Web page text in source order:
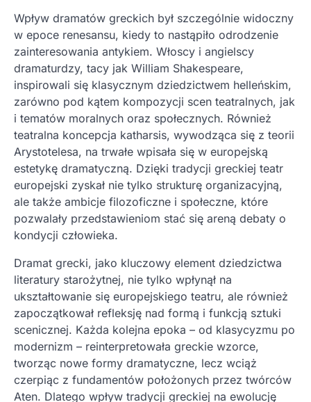
Wpływ dramatów greckich był szczególnie widoczny
w epoce renesansu, kiedy to nastąpiło odrodzenie
zainteresowania antykiem. Włoscy i angielscy
dramaturdzy, tacy jak William Shakespeare,
inspirowali się klasycznym dziedzictwem helleńskim,
zarówno pod kątem kompozycji scen teatralnych, jak
i tematów moralnych oraz społecznych. Również
teatralna koncepcja katharsis, wywodząca się z teorii
Arystotelesa, na trwałe wpisała się w europejską
estetykę dramatyczną. Dzięki tradycji greckiej teatr
europejski zyskał nie tylko strukturę organizacyjną,
ale także ambicje filozoficzne i społeczne, które
pozwalały przedstawieniom stać się areną debaty o
kondycji człowieka.
Dramat grecki, jako kluczowy element dziedzictwa
literatury starożytnej, nie tylko wpłynął na
ukształtowanie się europejskiego teatru, ale również
zapoczątkował refleksję nad formą i funkcją sztuki
scenicznej. Każda kolejna epoka – od klasycyzmu po
modernizm – reinterpretowała greckie wzorce,
tworząc nowe formy dramatyczne, lecz wciąż
czerpiąc z fundamentów położonych przez twórców
Aten. Dlatego wpływ tradycji greckiej na ewolucję